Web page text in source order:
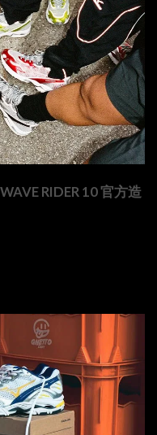
RIDER 10 官方造